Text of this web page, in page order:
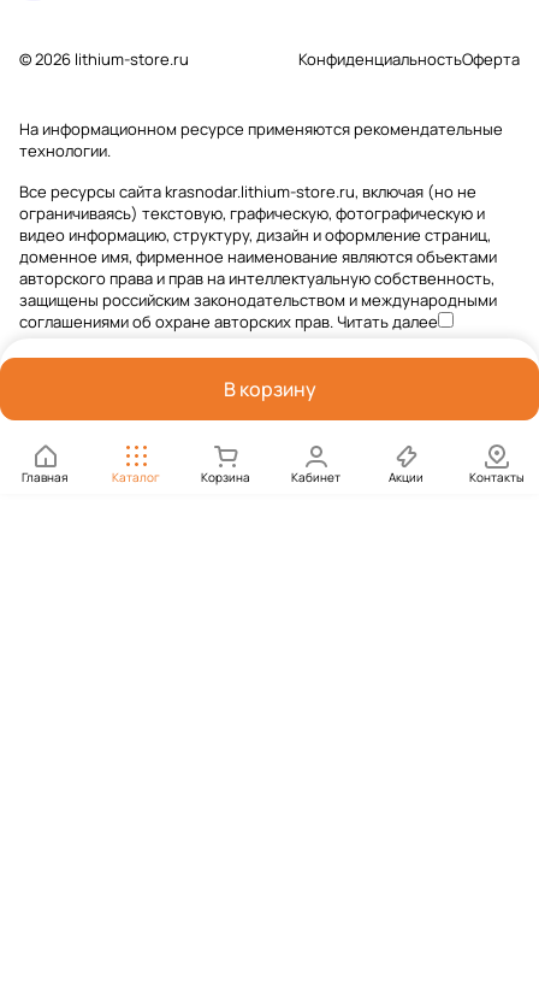
В корзину
Главная Каталог Корзина Кабинет Акции Контакты
© 2026 lithium-store.ru КонфиденциальностьОферта
На информационном ресурсе применяютсярекомендательные
технологии.
Все ресурсы сайта krasnodar.lithium-store.ru, включая (но не
ограничиваясь) текстовую, графическую, фотографическую и
видео информацию, структуру, дизайн и оформление страниц,
доменное имя, фирменное наименование являются объектами
авторского права и прав на интеллектуальную собственность,
защищены российским законодательством и международными
соглашениями об охране авторских прав.Читать далее